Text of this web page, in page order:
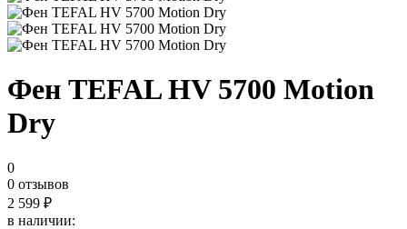
Фен TEFAL HV 5700 Motion
Dry
0
0 отзывов
2 599 ₽
в наличии: